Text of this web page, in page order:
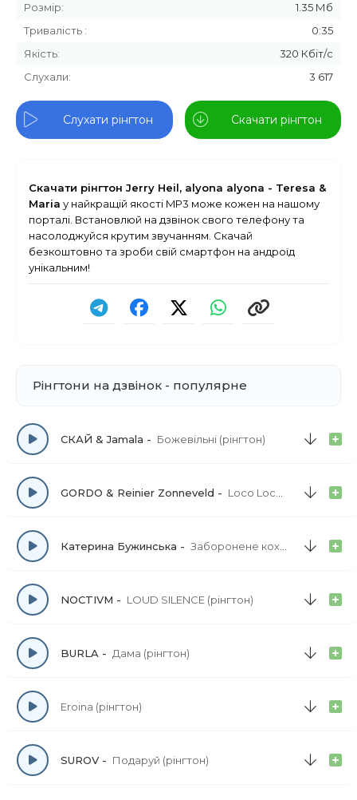
Розмір:
1.35 Мб
Тривалість :
0:35
Якість:
320 Кбіт/с
Слухали:
3 617
Слухати рінгтон Скачати рінгтон
Скачати рінгтон Jerry Heil, alyona alyona - Teresa &
Maria у найкращій якості MP3 може кожен на нашому
порталі. Встановлюй на дзвінок свого телефону та
насолоджуйся крутим звучанням. Скачай
безкоштовно та зроби свій смартфон на андроїд
унікальним!
Рінгтони на дзвінок - популярне
СКАЙ & Jamala Божевільні (рінгтон)
GORDO & Reinier Zonneveld Loco Loco (рінгтон)
Катерина Бужинська Заборонене кохання (рінгтон)
NOCTIVM LOUD SILENCE (рінгтон)
BURLA Дама (рінгтон)
Eroina (рінгтон)
SUROV Подаруй (рінгтон)